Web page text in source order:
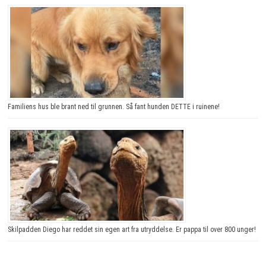
Familiens hus ble brant ned til grunnen. Så fant hunden DETTE i ruinene!
Skilpadden Diego har reddet sin egen art fra utryddelse. Er pappa til over 800 unger!